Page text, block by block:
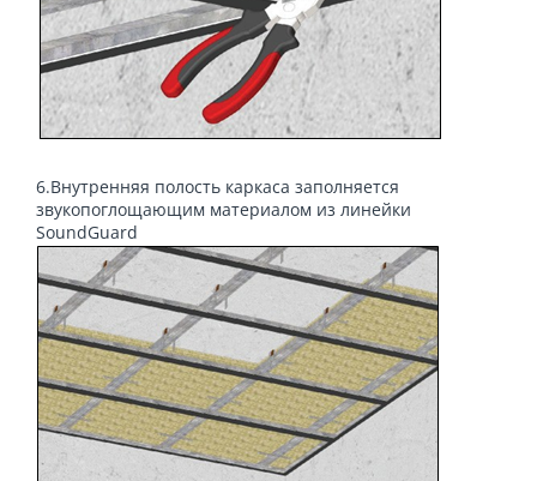
6.Внутренняя полость каркаса заполняется
звукопоглощающим материалом из линейки
SoundGuard